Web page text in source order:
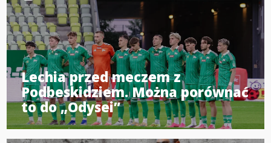
Lechia przed meczem z
Podbeskidziem. Można porównać
to do „Odysei”